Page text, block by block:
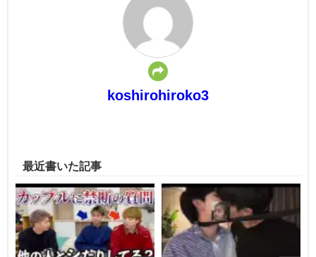
koshirohiroko3
最近書いた記事